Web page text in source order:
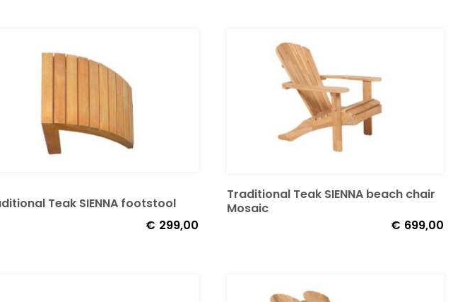
Teak SIENNA footstool
€ 299,00
Traditional Teak SIENNA beach chair
Mosaic
€ 699,00